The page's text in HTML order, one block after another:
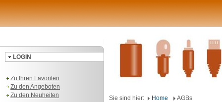
LOGIN
Zu Ihren Favoriten
Zu den Angeboten
Zu den Neuheiten
Sie sind hier: Home AGBs